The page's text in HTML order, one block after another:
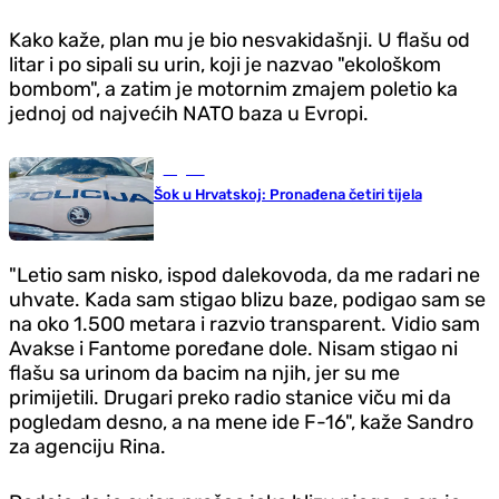
Kako kaže, plan mu je bio nesvakidašnji. U flašu od
litar i po sipali su urin, koji je nazvao "ekološkom
bombom", a zatim je motornim zmajem poletio ka
jednoj od najvećih NATO baza u Evropi.
Šok u Hrvatskoj: Pronađena četiri tijela
"Letio sam nisko, ispod dalekovoda, da me radari ne
uhvate. Kada sam stigao blizu baze, podigao sam se
na oko 1.500 metara i razvio transparent. Vidio sam
Avakse i Fantome poređane dole. Nisam stigao ni
flašu sa urinom da bacim na njih, jer su me
primijetili. Drugari preko radio stanice viču mi da
pogledam desno, a na mene ide F-16", kaže Sandro
za agenciju Rina.